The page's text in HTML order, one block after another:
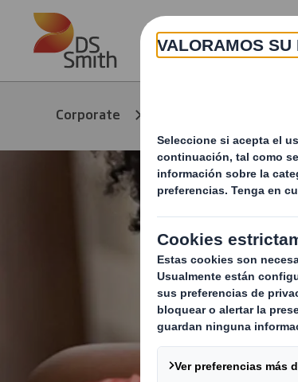
Skip to main content
Corporate